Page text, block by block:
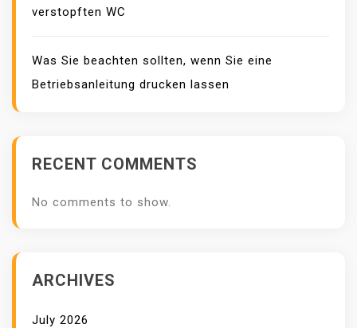
verstopften WC
Was Sie beachten sollten, wenn Sie eine
Betriebsanleitung drucken lassen
RECENT COMMENTS
No comments to show.
ARCHIVES
July 2026